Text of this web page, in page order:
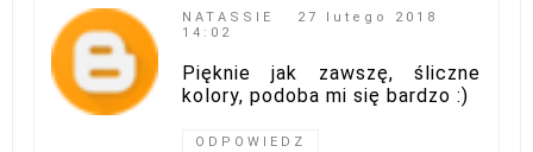
NATASSIE
27 lutego 2018
14:02
Pięknie jak zawszę, śliczne
kolory, podoba mi się bardzo :)
ODPOWIEDZ